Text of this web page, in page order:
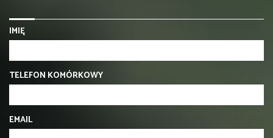
IMIĘ
TELEFON KOMÓRKOWY
EMAIL